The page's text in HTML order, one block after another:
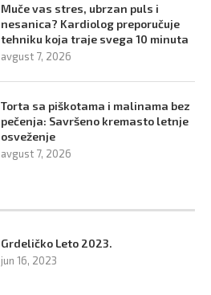
Muče vas stres, ubrzan puls i
nesanica? Kardiolog preporučuje
tehniku koja traje svega 10 minuta
avgust 7, 2026
Torta sa piškotama i malinama bez
pečenja: Savršeno kremasto letnje
osveženje
avgust 7, 2026
Grdeličko Leto 2023.
jun 16, 2023